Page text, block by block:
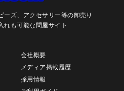
ーズ、アクセサリー等の卸売り
れも可能な問屋サイト
会社概要
メディア掲載履歴
採用情報